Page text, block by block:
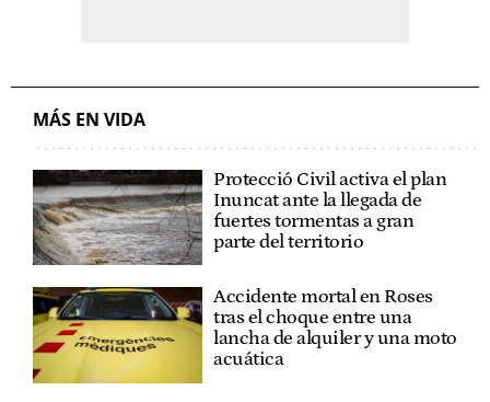
MÁS EN VIDA
Protecció Civil activa el plan
Inuncat ante la llegada de
fuertes tormentas a gran
parte del territorio
Accidente mortal en Roses
tras el choque entre una
lancha de alquiler y una moto
acuática